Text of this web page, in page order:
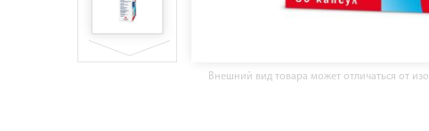
Внешний вид товара может отличаться от